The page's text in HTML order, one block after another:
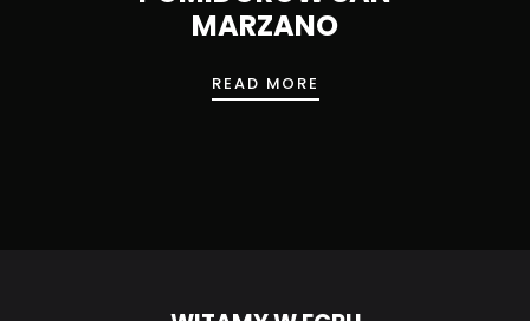
MARZANO
READ MORE